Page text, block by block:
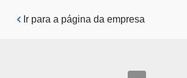
Pular para o conteúdo principal
Ir para a página da empresa